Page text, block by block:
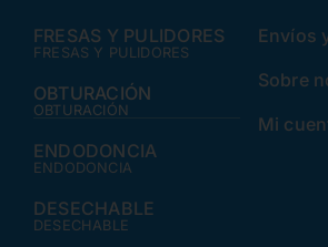
FRESAS Y PULIDORES
FRESAS Y PULIDORES
OBTURACIÓN
OBTURACIÓN
ENDODONCIA
ENDODONCIA
DESECHABLE
DESECHABLE
Envíos
Sobre
Mi